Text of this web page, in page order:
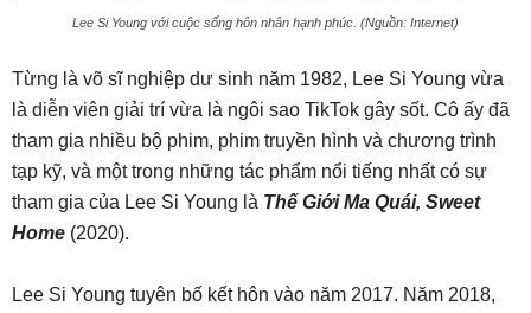
Lee Si Young với cuộc sống hôn nhân hạnh phúc. (Nguồn: Internet)
Từng là võ sĩ nghiệp dư sinh năm 1982, Lee Si Young vừa
là diễn viên giải trí vừa là ngôi sao TikTok gây sốt. Cô ấy đã
tham gia nhiều bộ phim, phim truyền hình và chương trình
tạp kỹ, và một trong những tác phẩm nổi tiếng nhất có sự
tham gia của Lee Si Young là Thế Giới Ma Quái, Sweet
Home (2020).
Lee Si Young tuyên bố kết hôn vào năm 2017. Năm 2018,